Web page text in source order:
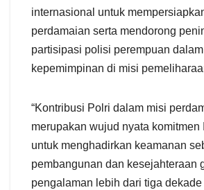
internasional untuk
perdamaian serta mendorong
partisipasi polisi perempuan
kepemimpinan di misi
“Kontribusi Polri dalam misi
merupakan wujud nyata komitmen
untuk menghadirkan keamanan
pembangunan dan kesejahteraan
pengalaman lebih dari tiga